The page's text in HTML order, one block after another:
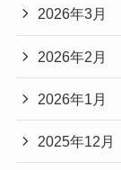
2026年3月
2026年2月
2026年1月
2025年12月